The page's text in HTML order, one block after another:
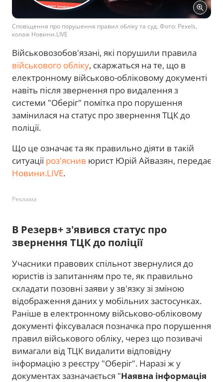
Сповіщення про порушення правил обліку та суд. Фото: Pexels,
колаж Новини.LIVE
Військовозобов'язані, які порушили правила
військового обліку, скаржаться на те, що в
електронному військово-обліковому документі
навіть після звернення про видалення з
системи "Оберіг" помітка про порушення
замінилася на статус про звернення ТЦК до
поліції.
Що це означає та як правильно діяти в такій
ситуаціїроз'яснив юрист Юрій Айвазян, передає
Новини.LIVE.
Реклама
В Резерв+ з'явився статус про
звернення ТЦК до поліції
Учасники правових спільнот звернулися до
юристів із запитанням про те, як правильно
складати позовні заяви у зв'язку зі зміною
відображення даних у мобільних застосунках.
Раніше в електронному військово-обліковому
документі фіксувалася позначка про порушення
правил військового обліку, через що позивачі
вимагали від ТЦК видалити відповідну
інформацію з реєстру "Оберіг". Наразі ж у
документах зазначається "Наявна інформація